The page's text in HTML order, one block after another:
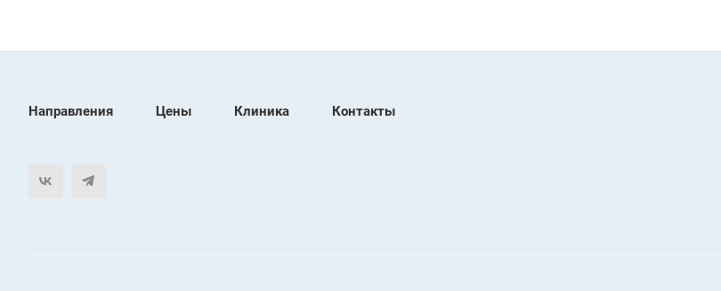
Направления Цены Клиника Контакты